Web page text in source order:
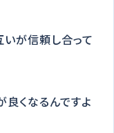
いが信頼し合って
良くなるんですよ